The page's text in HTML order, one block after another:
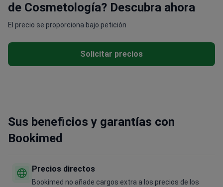
de Cosmetología? Descubra ahora
El precio se proporciona bajo petición
Solicitar precios
Sus beneficios y garantías con
Bookimed
Precios directos
Bookimed no añade cargos extra a los precios de los